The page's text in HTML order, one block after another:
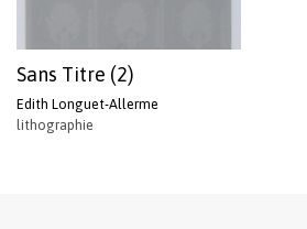
Sans Titre (2)
Edith Longuet-Allerme
lithographie